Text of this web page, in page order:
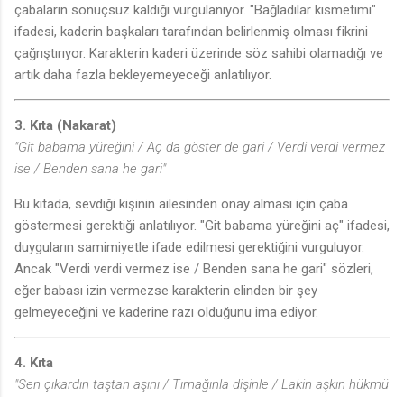
çabaların sonuçsuz kaldığı vurgulanıyor. "Bağladılar kısmetimi"
ifadesi, kaderin başkaları tarafından belirlenmiş olması fikrini
çağrıştırıyor. Karakterin kaderi üzerinde söz sahibi olamadığı ve
artık daha fazla bekleyemeyeceği anlatılıyor.
3. Kıta (Nakarat)
"Git babama yüreğini / Aç da göster de gari / Verdi verdi vermez
ise / Benden sana he gari"
Bu kıtada, sevdiği kişinin ailesinden onay alması için çaba
göstermesi gerektiği anlatılıyor. "Git babama yüreğini aç" ifadesi,
duyguların samimiyetle ifade edilmesi gerektiğini vurguluyor.
Ancak "Verdi verdi vermez ise / Benden sana he gari" sözleri,
eğer babası izin vermezse karakterin elinden bir şey
gelmeyeceğini ve kaderine razı olduğunu ima ediyor.
4. Kıta
"Sen çıkardın taştan aşını / Tırnağınla dişinle / Lakin aşkın hükmü
🎶
🎶